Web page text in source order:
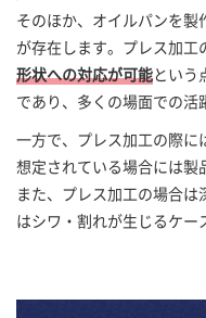
そのほか、オイルパンを
が存在します。プレス加工
形状への対応が可能という
であり、多くの場面での活
一方で、プレス加工の際
想定されている場合には製
また、プレス加工の場合
はシワ・割れが生じるケー